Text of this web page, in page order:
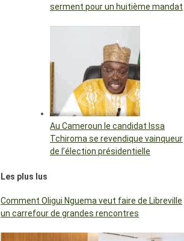
serment pour un huitième mandat
Au Cameroun le candidat Issa
Tchiroma se revendique vainqueur
de l’élection présidentielle
Les plus lus
Comment Oligui Nguema veut faire de Libreville
un carrefour de grandes rencontres